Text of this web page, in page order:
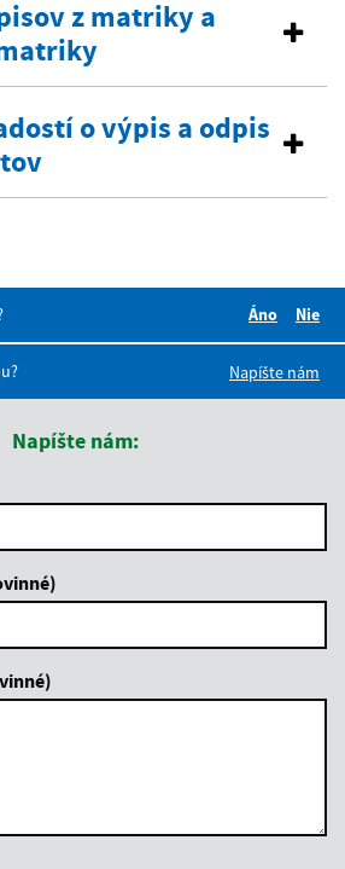
z matriky a
o výpis a odpis
Áno
Nie
Napíšte nám
Napíšte nám: